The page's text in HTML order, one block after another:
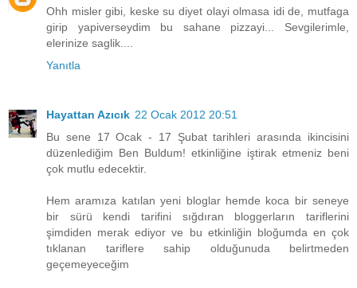
Ohh misler gibi, keske su diyet olayi olmasa idi de, mutfaga
girip yapiverseydim bu sahane pizzayi... Sevgilerimle,
elerinize saglik....
Yanıtla
Hayattan Azıcık 22 Ocak 2012 20:51
Bu sene 17 Ocak - 17 Şubat tarihleri arasında ikincisini
düzenlediğim Ben Buldum! etkinliğine iştirak etmeniz beni
çok mutlu edecektir.
Hem aramıza katılan yeni bloglar hemde koca bir seneye
bir sürü kendi tarifini sığdıran bloggerların tariflerini
şimdiden merak ediyor ve bu etkinliğin bloğumda en çok
tıklanan tariflere sahip olduğunuda belirtmeden
geçemeyeceğim